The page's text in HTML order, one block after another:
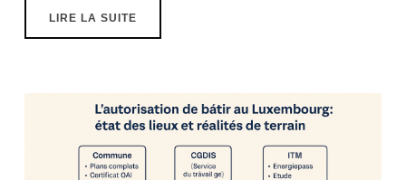
LIRE LA SUITE